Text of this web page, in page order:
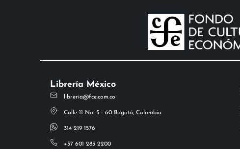
Librería México
libreria@fce.com.co
Calle 11 No. 5 - 60 Bogotá, Colombia
314 219 1576
+57 601 283 2200